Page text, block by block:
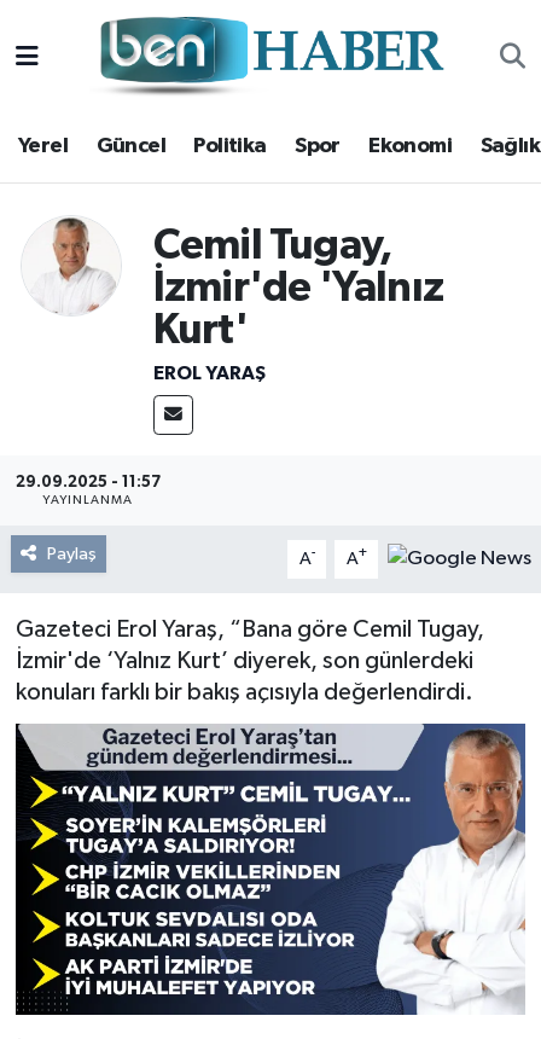
Yerel Güncel Politika Spor Ekonomi Sağlık
Cemil Tugay,
İzmir'de 'Yalnız
Kurt'
EROL YARAŞ
29.09.2025 - 11:57
YAYINLANMA
Paylaş A- A+
Gazeteci Erol Yaraş, “Bana göre Cemil Tugay,
İzmir'de ‘Yalnız Kurt’ diyerek, son günlerdeki
konuları farklı bir bakış açısıyla değerlendirdi.
Yerel
Güncel
Politika
Spor
Hava Durumu
Trafik Durumu
Süper Lig Puan Durumu ve Fikstür
Tüm Manşetler
Son Dakika Haberleri
Haber Arşivi